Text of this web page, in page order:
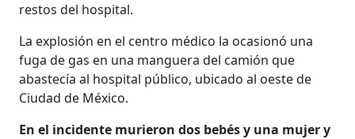
restos del hospital.
La explosión en el centro médico la ocasionó una
fuga de gas en una manguera del camión que
abastecía al hospital público, ubicado al oeste de
Ciudad de México.
En el incidente murieron dos bebés y una mujer y